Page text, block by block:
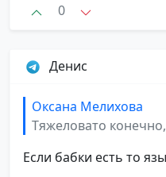
0
Денис
Оксана Мелихова
Тяжеловато
Если бабки есть то